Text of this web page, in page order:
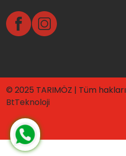
© 2025 TARIMÖZ | Tüm
BtTeknoloji